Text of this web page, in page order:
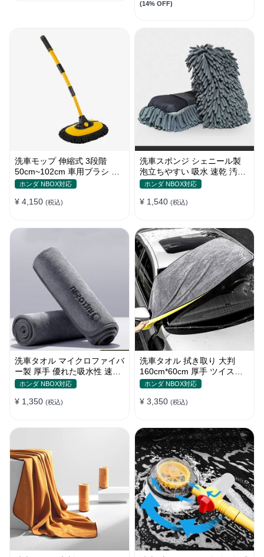
(14% OFF)
洗車モップ 伸縮式 3段階
50cm~102cm 車用ブラシ 高
品質シェニール 柔らかい
ホンダ NBOX対応
¥ 4,150 (税込)
洗車スポンジ シェニール製
泡立ちやすい 吸水 速乾 汚れ
落とし 洗車グローブ
ホンダ NBOX対応
¥ 1,540 (税込)
洗車タオル マイクロファイバ
ー製 厚手 優れた吸水性 速乾
拭き取り 柔らかい S~Lサイ
ホンダ NBOX対応
¥ 1,350 (税込)
洗車タオル 拭き取り 大判
160cm*60cm 厚手 ツイスト
パイル 優れた吸水性 コーラ
ホンダ NBOX対応
¥ 3,350 (税込)